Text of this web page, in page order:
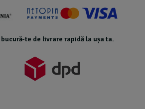
te de livrare rapidă la ușa ta.